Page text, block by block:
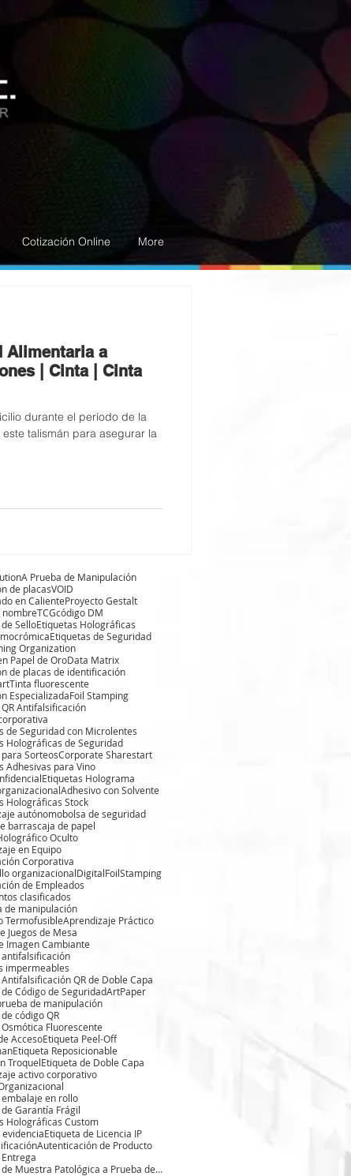
Cotización Online More
Alimentaria a
| Cinta | Cinta
durante el período de la
talismán para asegurar la
A Prueba de Manipulación
de placasVOID
en CalienteProyecto Gestalt
nombreTCGcódigo DM
SelloEtiquetas Holográficas
Etiquetas de Seguridad
Organization
Papel de OroData Matrix
de placas de identificación
Tinta fluorescente
EspecializadaFoil Stamping
Antifalsificación
de Seguridad con Microlentes
Holográficas de Seguridad
SorteosCorporate Sharestart
Adhesivas para Vino
Etiquetas Holograma
Adhesivo con Solvente
Holográficas Stock
autónomobolsa de seguridad
barrascaja de papel
Oculto
en Equipo
Corporativa
organizacionalDigitalFoilStamping
de Empleados
clasificados
de manipulación
TermofusibleAprendizaje Práctico
Juegos de Mesa
Imagen Cambiante
impermeables
QR de Doble Capa
Código de SeguridadArtPaper
de manipulación
código QR
Fluorescente
AccesoEtiqueta Peel-Off
Etiqueta Reposicionable
TroquelEtiqueta de Doble Capa
activo corporativo
en rollo
Garantía Frágil
Holográficas Custom
evidenciaEtiqueta de Licencia IP
Autenticación de Producto
Etiqueta de Muestra Patológica a Prueba de Manipulaciones